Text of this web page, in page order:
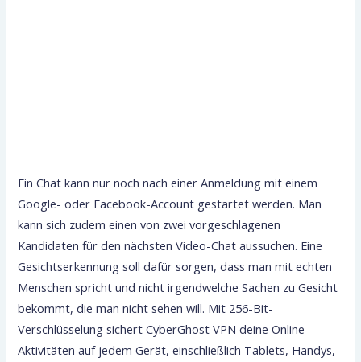
Ein Chat kann nur noch nach einer Anmeldung mit einem
Google- oder Facebook-Account gestartet werden. Man
kann sich zudem einen von zwei vorgeschlagenen
Kandidaten für den nächsten Video-Chat aussuchen. Eine
Gesichtserkennung soll dafür sorgen, dass man mit echten
Menschen spricht und nicht irgendwelche Sachen zu Gesicht
bekommt, die man nicht sehen will. Mit 256-Bit-
Verschlüsselung sichert CyberGhost VPN deine Online-
Aktivitäten auf jedem Gerät, einschließlich Tablets, Handys,